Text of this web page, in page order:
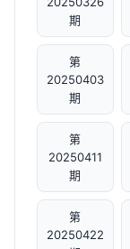
期
第
20250403
期
第
20250411
期
第
20250422